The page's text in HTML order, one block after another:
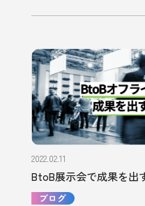
2022.02.11
BtoB展示会で成果を出
ブログ